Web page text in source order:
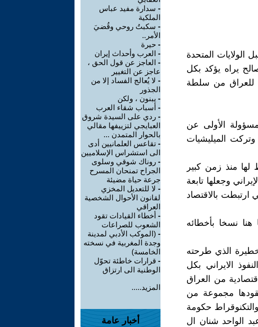
الولايات المتحدة
يراه يؤكد بكل
للعراق من سلطة
الأولى عن
وتركت الميليشيات
منذ زمن كبير
وجعلها تابعة
ارتبطت بالاقتصاد
هنا نسخا بأخطائه
الذي طرحته
اخراج النفوذ الايراني بكل
من العراق
مجموعة من
حكومة
الواحد شنان ال
- سدارة مفيد عباس
الملكية
- سكبتُ روحي وقُضيَ
الأمر..
- حيرة
- العرب وأحداث إيران
- العاجز عن قول الحق ،
عاجز عن التغيير
- لا يُعالج الفساد إلا من
الجذور
- يبنون ، ولكن
- أسباب شقاء العرب
- ردي على السيدة شروق
العبايجي لتزييفها مقالي
بالحوار المتمدن ...
- تقاعس العلمانيين أدى
الى استشراس الإسلاميين
- روناك شوقي وسلوى
الجراح تمنحان المسرح
جرعة حياة مضيئة
- لا للتعديل المخزي
لقانون الأحوال الشخصية
العراقي
- أخطاء القيادات تقود
الشعوب للصراعات
- (الموكب الأدبي لمدينة
وجدة المغربية في نسخته
الخامسة)
- قرارات خاطئة تحوّل
الوطنية الى ارتزاق
المزيد.....
أخبار عامة